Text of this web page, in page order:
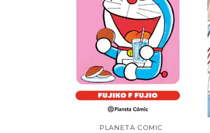
PLANETA COMIC